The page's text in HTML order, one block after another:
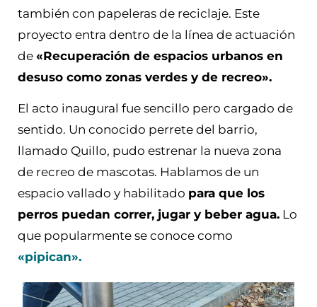
también con papeleras de reciclaje. Este
proyecto entra dentro de la línea de actuación
de «Recuperación de espacios urbanos en
desuso como zonas verdes y de recreo».
El acto inaugural fue sencillo pero cargado de
sentido. Un conocido perrete del barrio,
llamado Quillo, pudo estrenar la nueva zona
de recreo de mascotas. Hablamos de un
espacio vallado y habilitado para que los
perros puedan correr, jugar y beber agua. Lo
que popularmente se conoce como
«pipican».